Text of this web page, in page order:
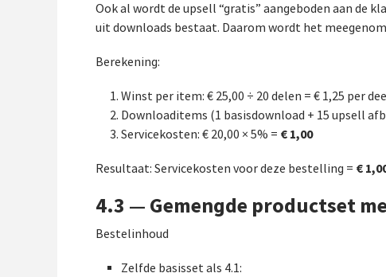
Ook al wordt de upsell “gratis” aangeboden aan de
uit downloads bestaat. Daarom wordt het
Berekening:
Winst per item: € 25,00 ÷ 20 delen = € 1,25 per
Downloaditems (1 basisdownload + 15 upsell
Servicekosten: € 20,00 × 5% = € 1,00
Resultaat: Servicekosten voor deze bestelling = €
4.3 — Gemengde productset
Bestelinhoud
Zelfde basisset als 4.1: